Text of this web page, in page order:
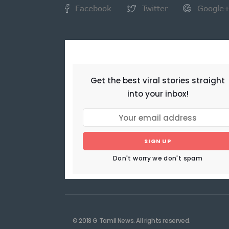
Facebook Twitter Google+
Get the best viral stories straight
into your inbox!
SIGN UP
Don't worry we don't spam
© 2018 G Tamil News. All rights reserved.